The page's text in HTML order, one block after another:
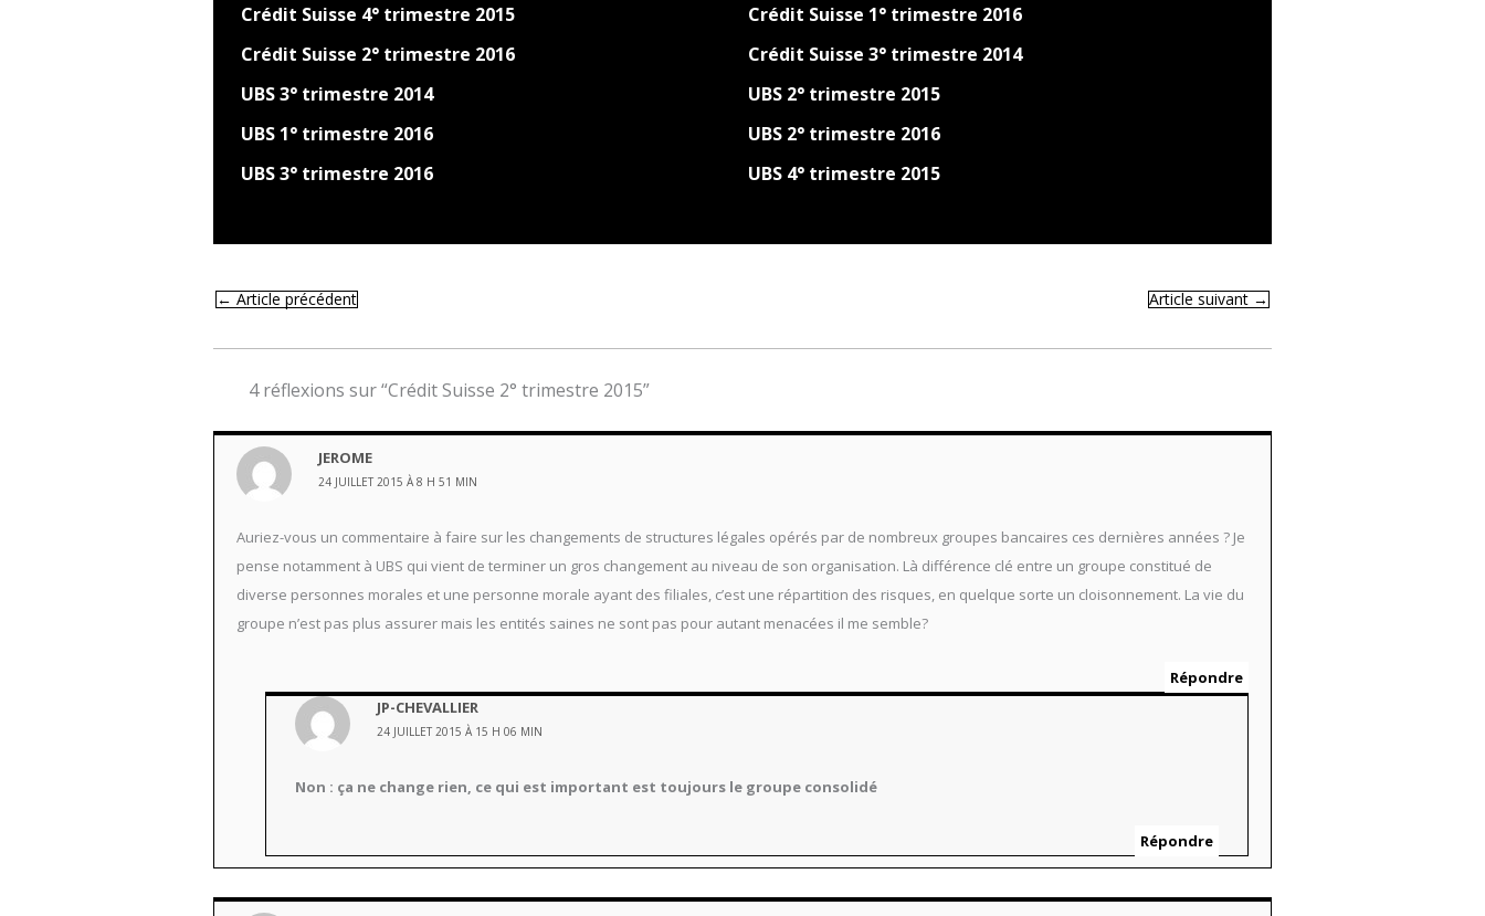
Crédit Suisse 4° trimestre 2015
Crédit Suisse 1° trimestre 2016
Crédit Suisse 2° trimestre 2016
Crédit Suisse 3° trimestre 2014
UBS 3° trimestre 2014
UBS 2° trimestre 2015
UBS 1° trimestre 2016
UBS 2° trimestre 2016
UBS 3° trimestre 2016
UBS 4° trimestre 2015
←Article précédent Article suivant→
4 réflexions sur “Crédit Suisse 2° trimestre 2015”
JEROME
24 JUILLET 2015 À 8 H 51 MIN
Auriez-vous un commentaire à faire sur les changements de structures légales opérés par de nombreux groupes bancaires ces dernières années ? Je
pense notamment à UBS qui vient de terminer un gros changement au niveau de son organisation. Là différence clé entre un groupe constitué de
diverse personnes morales et une personne morale ayant des filiales, c’est une répartition des risques, en quelque sorte un cloisonnement. La vie du
groupe n’est pas plus assurer mais les entités saines ne sont pas pour autant menacées il me semble?
Répondre
JP-CHEVALLIER
24 JUILLET 2015 À 15 H 06 MIN
Non : ça ne change rien, ce qui est important est toujours le groupe consolidé
Répondre